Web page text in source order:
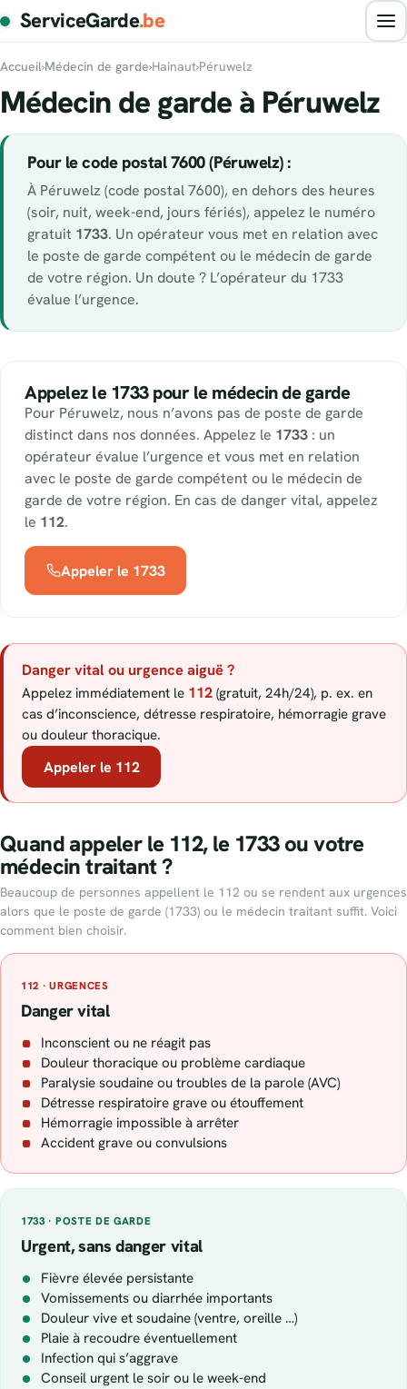
ServiceGarde.be
Accueil›Médecin de garde›Hainaut›Péruwelz
Médecin de garde à Péruwelz
Pour le code postal 7600 (Péruwelz) :
À Péruwelz (code postal 7600), en dehors des heures
(soir, nuit, week-end, jours fériés), appelez le numéro
gratuit 1733. Un opérateur vous met en relation avec
le poste de garde compétent ou le médecin de garde
de votre région. Un doute ? L’opérateur du 1733
évalue l’urgence.
Appelez le 1733 pour le médecin de garde
Pour Péruwelz, nous n’avons pas de poste de garde
distinct dans nos données. Appelez le 1733 : un
opérateur évalue l’urgence et vous met en relation
avec le poste de garde compétent ou le médecin de
garde de votre région. En cas de danger vital, appelez
le 112.
Appeler le 1733
Danger vital ou urgence aiguë ?
Appelez immédiatement le 112 (gratuit, 24h/24), p. ex. en
cas d’inconscience, détresse respiratoire, hémorragie grave
ou douleur thoracique.
Appeler le 112
Quand appeler le 112, le 1733 ou votre
médecin traitant ?
Beaucoup de personnes appellent le 112 ou se rendent aux urgences
alors que le poste de garde (1733) ou le médecin traitant suffit. Voici
comment bien choisir.
112 · URGENCES
Danger vital
Inconscient ou ne réagit pas
Douleur thoracique ou problème cardiaque
Paralysie soudaine ou troubles de la parole (AVC)
Détresse respiratoire grave ou étouffement
Hémorragie impossible à arrêter
Accident grave ou convulsions
1733 · POSTE DE GARDE
Urgent, sans danger vital
Fièvre élevée persistante
Vomissements ou diarrhée importants
Douleur vive et soudaine (ventre, oreille …)
Plaie à recoudre éventuellement
Infection qui s’aggrave
Conseil urgent le soir ou le week-end